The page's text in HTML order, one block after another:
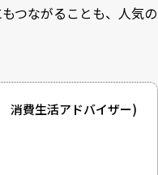
つながることも、人気の
消費生活アドバイザー)